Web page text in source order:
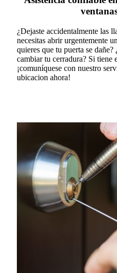
¿Dejaste accidentalmente las
necesitas abrir urgentemente
quieres que tu puerta se
cambiar tu cerradura? Si tiene
¡comuníquese con nuestro
ubicacion ahora!